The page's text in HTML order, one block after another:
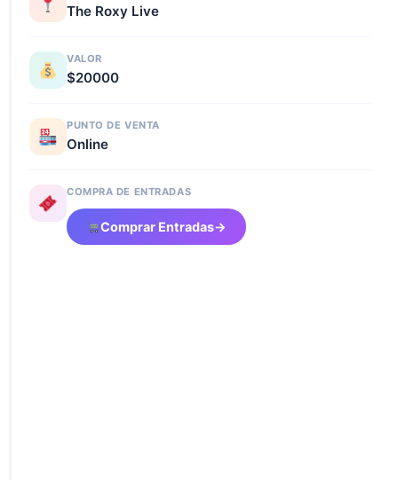
The Roxy Live
VALOR
$20000
PUNTO DE VENTA
Online
COMPRA DE ENTRADAS
Comprar Entradas→